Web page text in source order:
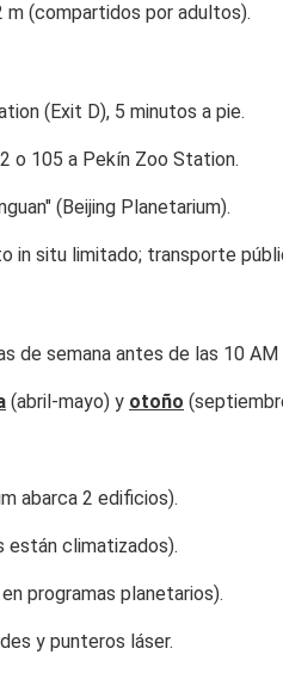
m (compartidos por adultos).
(Exit D), 5 minutos a pie.
o 105 a Pekín Zoo Station.
(Beijing Planetarium).
in situ limitado; transporte
de semana antes de las 10
(abril-mayo) y otoño
abarca 2 edificios).
están climatizados).
programas planetarios).
y punteros láser.